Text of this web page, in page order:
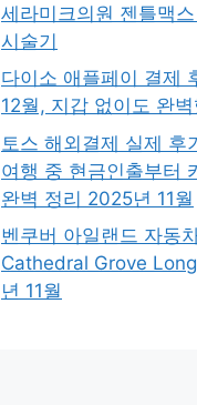
세라미크의원 젠틀맥
시술기
다이소 애플페이 결제
12월, 지갑 없이도 완
토스 해외결제 실제 후
여행 중 현금인출부터
완벽 정리 2025년 11월
벤쿠버 아일랜드 자동
Cathedral Grove
년 11월